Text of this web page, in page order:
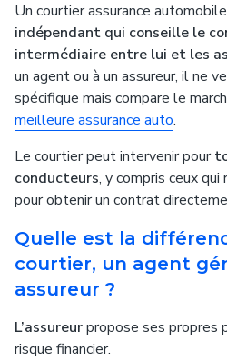
Un courtier assurance
indépendant qui conseille le
intermédiaire entre lui et les
un agent ou à un assureur, il ne
spécifique mais compare le
meilleure assurance auto.
Le courtier peut intervenir pour
conducteurs, y compris ceux
pour obtenir un contrat
Quelle est la
courtier, un agent
assureur ?
L’assureurpropose ses propres
risque financier.